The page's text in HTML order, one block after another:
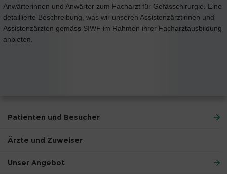
Anwärterinnen und Anwärter zum Facharzt für Gefässchirurgie. Eine
detaillierte Beschreibung, was wir unseren Assistenzärztinnen und
Assistenzärzten gemäss SIWF im Rahmen ihrer Facharztausbildung
anbieten.
Patienten und Besucher
Ärzte und Zuweiser
Unser Angebot